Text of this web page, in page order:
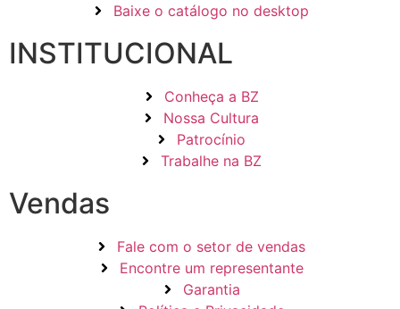
Baixe o catálogo no desktop
INSTITUCIONAL
Conheça a BZ
Nossa Cultura
Patrocínio
Trabalhe na BZ
Vendas
Fale com o setor de vendas
Encontre um representante
Garantia